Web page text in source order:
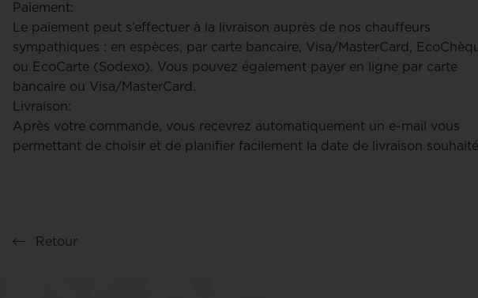
Paiement:
Le paiement peut s’effectuer à la livraison auprès de nos chauffeurs
sympathiques : en espèces, par carte bancaire, Visa/MasterCard,
ou EcoCarte (Sodexo). Vous pouvez également payer en ligne par carte
bancaire ou Visa/MasterCard.
Livraison:
Après votre commande, vous recevrez automatiquement un e-mail vous
permettant de choisir et de planifier facilement la date de livraison
Retour